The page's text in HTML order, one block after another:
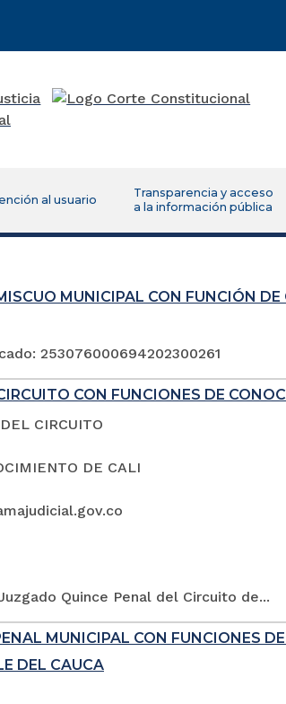
al usuario
Transparencia y acceso
a la información pública
MUNICIPAL CON FUNCIÓN
253076000694202300261
CON FUNCIONES DE
CIRCUITO
DE CALI
Quince Penal del Circuito de...
MUNICIPAL CON FUNCIONES
DEL CAUCA